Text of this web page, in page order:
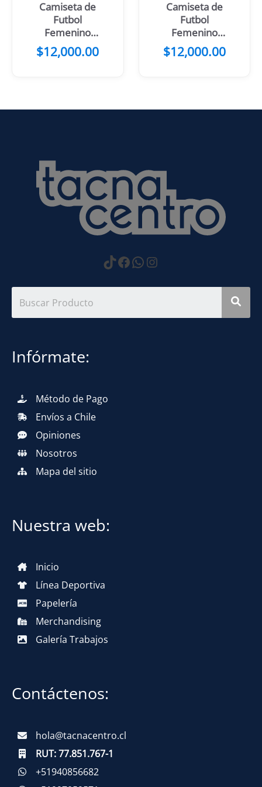
Camiseta de
Futbol
Femenino
Estrella
Morada
$12,000.00
Camiseta de
Futbol
Femenino
Franjas
Rosadas
$12,000.00
https://
Facebook
WhatsApp
Instagram
Infórmate:
Método de Pago
Envíos a Chile
Opiniones
Nosotros
Mapa del sitio
Nuestra web:
Inicio
Línea Deportiva
Papelería
Merchandising
Galería Trabajos
Contáctenos:
hola@tacnacentro.cl
RUT:77.851.767-1
+51940856682